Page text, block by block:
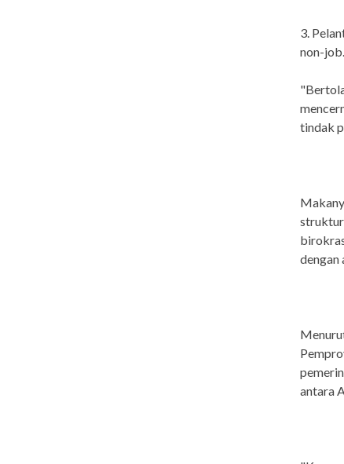
3.
non-job.
tindak
dengan
antara